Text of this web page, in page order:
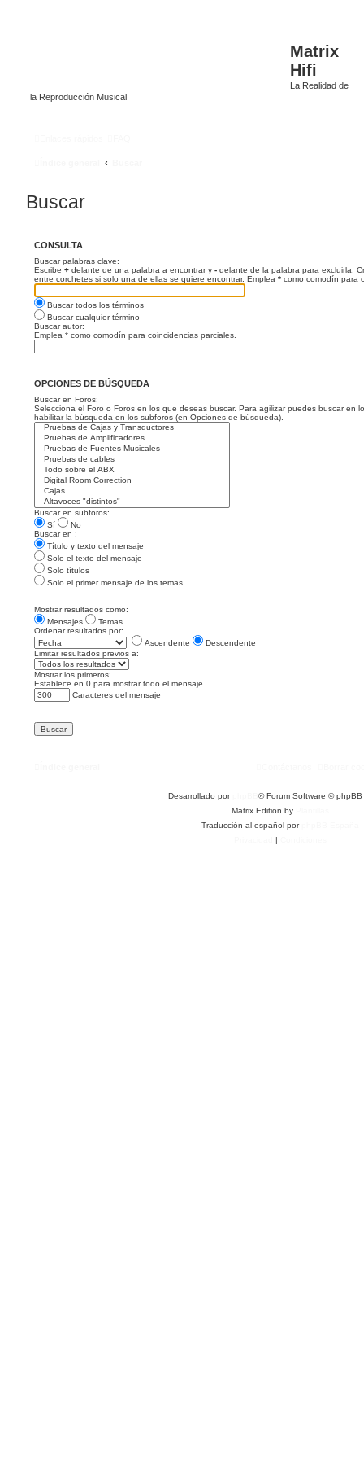
Matrix
Hifi
La Realidad de
la Reproducción Musical
Buscar
CONSULTA
Buscar palabras clave:
Escribe + delante de una palabra a encontrar y - delante de la palabra para excluirla.
entre corchetes si solo una de ellas se quiere encontrar. Emplea * como comodín para
Buscar todos los términos
Buscar cualquier término
Buscar autor:
Emplea * como comodín para coincidencias parciales.
OPCIONES DE BÚSQUEDA
Buscar en Foros:
Selecciona el Foro o Foros en los que deseas buscar. Para agilizar puedes buscar en
habilitar la búsqueda en los subforos (en Opciones de búsqueda).
Buscar en subforos:
Sí
No
Buscar en :
Título y texto del mensaje
Solo el texto del mensaje
Solo títulos
Solo el primer mensaje de los temas
Mostrar resultados como:
Mensajes
Temas
Ordenar resultados por:
Ascendente
Descendente
Limitar resultados previos a:
Mostrar los primeros:
Establece en 0 para mostrar todo el mensaje.
Caracteres del mensaje
Desarrollado por
® Forum Software © phpBB
Matrix Edition by
Traducción al español por
|